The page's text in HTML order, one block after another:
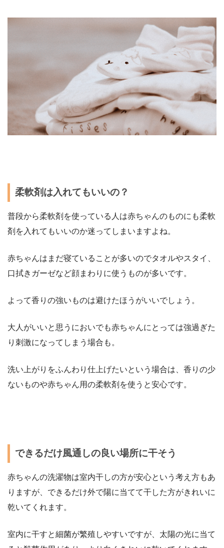
柔軟剤は入れてもいいの？
普段から柔軟剤を使っている人は赤ちゃんのものにも柔軟
剤を入れてもいいのか迷ってしまいますよね。
赤ちゃんはまだ寝ていることが多いのでタオルやスタイ、
口拭きガーゼなど顔まわりに使うものが多いです。
よって香りの強いものは避けたほうがいいでしょう。
大人がいいと思うにおいでも赤ちゃんにとっては強過ぎた
り刺激になってしまう場合も。
洗い上がりをふんわり仕上げたいという場合は、香りの少
ないものや赤ちゃん用の柔軟剤を使うと安心です。
できるだけ風通しの良い場所に干そう
赤ちゃんの洗濯物は室内干しの方が安心という考え方もあ
りますが、できるだけ外で陽に当てて干した方がきれいに
乾いてくれます。
室内に干すと細菌が繁殖しやすいですが、太陽の光に当て